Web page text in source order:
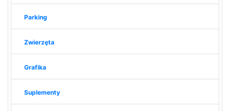
Parking
Zwierzęta
Grafika
Suplementy